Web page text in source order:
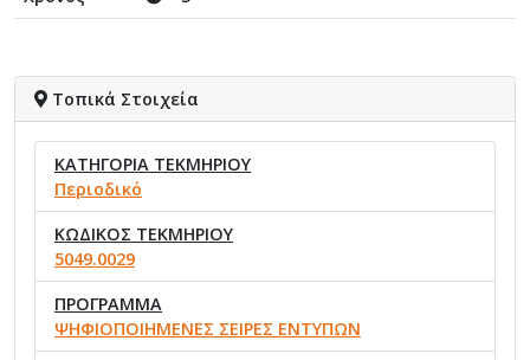
Τοπικά Στοιχεία
ΚΑΤΗΓΟΡΙΑ ΤΕΚΜΗΡΙΟΥ
Περιοδικό
ΚΩΔΙΚΟΣ ΤΕΚΜΗΡΙΟΥ
5049.0029
ΠΡΟΓΡΑΜΜΑ
ΨΗΦΙΟΠΟΙΗΜΕΝΕΣ ΣΕΙΡΕΣ ΕΝΤΥΠΩΝ